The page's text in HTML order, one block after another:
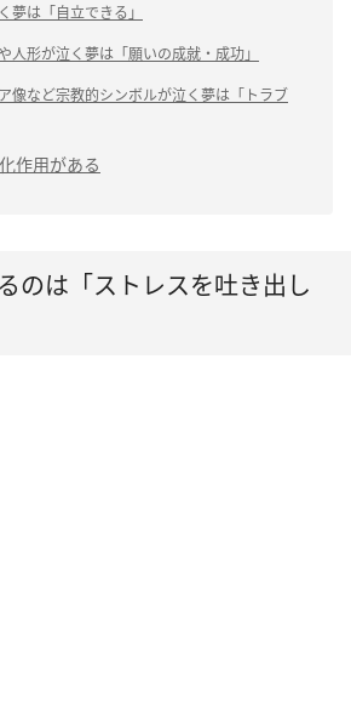
夢は「自立できる」
人形が泣く夢は「願いの成就・成功」
像など宗教的シンボルが泣く夢は「トラブ
作用がある
のは「ストレスを吐き出し